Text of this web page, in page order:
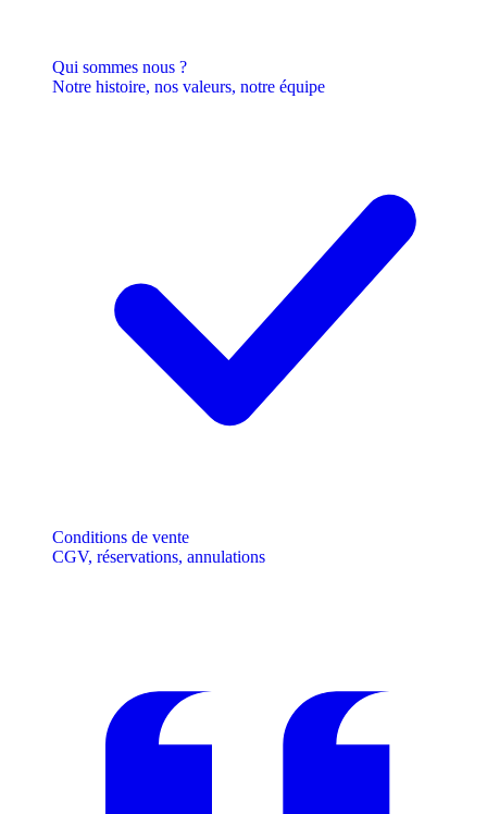
Qui sommes nous ?
Notre histoire, nos valeurs, notre équipe
Conditions de vente
CGV, réservations, annulations